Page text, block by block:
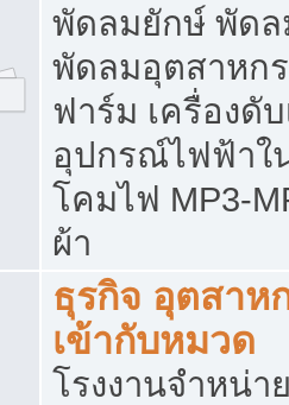
พัดลมยักษ์ พัด
พัดลมอุตสาหก
ฟาร์ม เครื่องดั
อุปกรณ์ไฟฟ้าใ
โคมไฟ MP3-
ผ้า
ธุรกิจ อุตสาห
เข้ากับหมวด
โรงงานจำหน่